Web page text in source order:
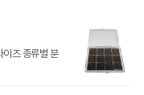
즈 종류별 분